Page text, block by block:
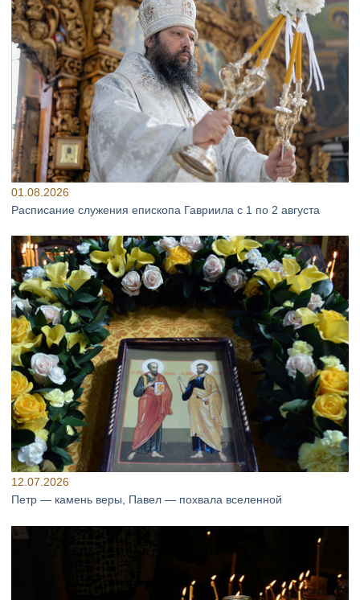
01.08.2026
Расписание служения епископа Гавриила с 1 по 2 августа
12.07.2026
Петр — камень веры, Павел — похвала вселенной